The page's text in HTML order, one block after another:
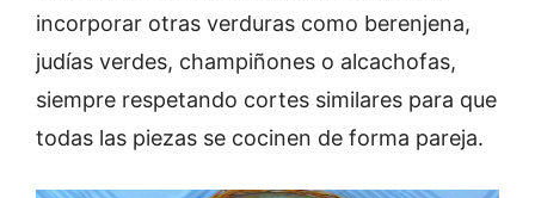
incorporar otras verduras como berenjena,
judías verdes, champiñones o alcachofas,
siempre respetando cortes similares para que
todas las piezas se cocinen de forma pareja.